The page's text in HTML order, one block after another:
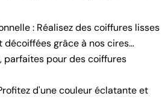
: Réalisez des coiffures lisses
grâce à nos cires
parfaites pour des coiffures
d'une couleur éclatante et